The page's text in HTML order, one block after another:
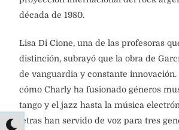
década de 1980.
Lisa Di Cione, una de las profesoras
distinción, subrayó que la obra de
de vanguardia y constante innovación.
cómo Charly ha fusionado géneros
tango y el jazz hasta la música
letras han servido de voz para tres